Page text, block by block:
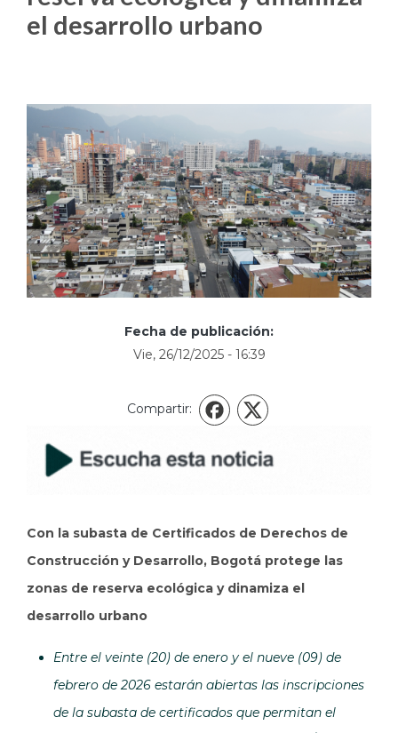
el desarrollo urbano
Fecha de publicación:
Vie, 26/12/2025 - 16:39
Compartir: Facebook
X
Con la subasta de Certificados de Derechos de
Construcción y Desarrollo, Bogotá protege las
zonas de reserva ecológica y dinamiza el
desarrollo urbano
Entre el veinte (20) de enero y el nueve (09) de
febrero de 2026 estarán abiertas las inscripciones
de la subasta de certificados que permitan el